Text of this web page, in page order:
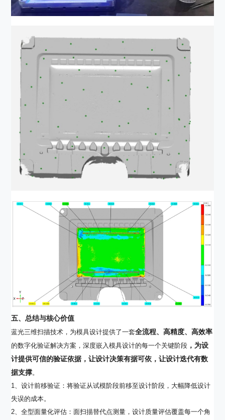
五、总结与核心价值
蓝光三维扫描技术，为模具设计提供了一套全流程、高精度、高效率
的数字化验证解决方案，深度嵌入模具设计的每一个关键阶段 ，为设
计提供可信的验证依据，让设计决策有据可依，让设计迭代有数
据支撑。
1、设计前移验证：将验证从试模阶段前移至设计阶段，大幅降低设计
失误的成本。
2、全型面量化评估：面扫描替代点测量，设计质量评估覆盖每一个角